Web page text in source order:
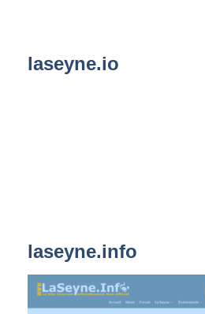
laseyne.io
laseyne.info